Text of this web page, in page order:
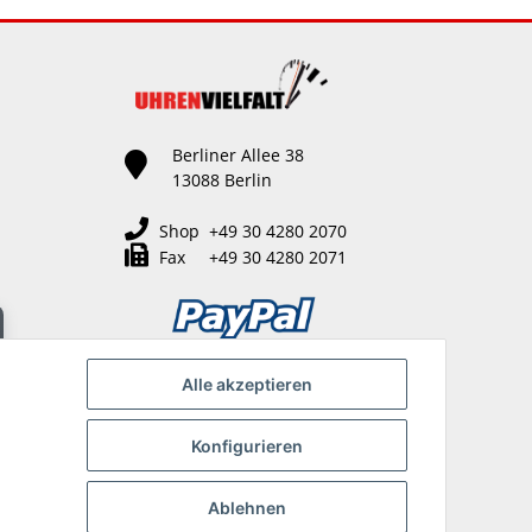
Alle akzeptieren
Konfigurieren
Ablehnen
Berliner Allee 38
13088 Berlin
Shop +49 30 4280 2070
Fax +49 30 4280 2071